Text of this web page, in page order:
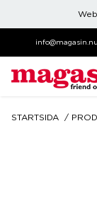
info@magasin.nu
STARTSIDA